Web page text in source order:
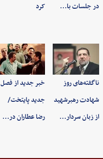
در جلسات با…
کرد
ناگفته‌های روز
شهادت رهبرشهید
از زبان سردار…
خبر جدید از فصل
جدید پایتخت/
رضا عطاران در…